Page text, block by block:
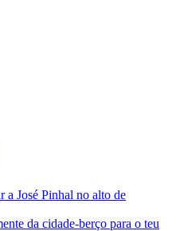
a José Pinhal no alto de
da cidade-berço para o teu